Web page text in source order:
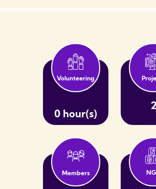
Volunteering
0 hour(s)
2
Members